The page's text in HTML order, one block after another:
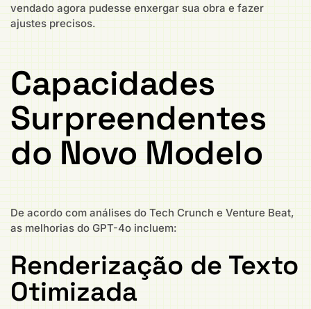
vendado agora pudesse enxergar sua obra e fazer
ajustes precisos.
Capacidades
Surpreendentes
do Novo Modelo
De acordo com análises do Tech Crunch e Venture Beat,
as melhorias do GPT-4o incluem:
Renderização de Texto
Otimizada